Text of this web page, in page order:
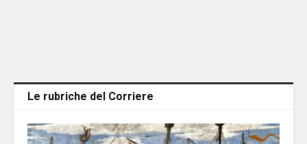
Le rubriche del Corriere